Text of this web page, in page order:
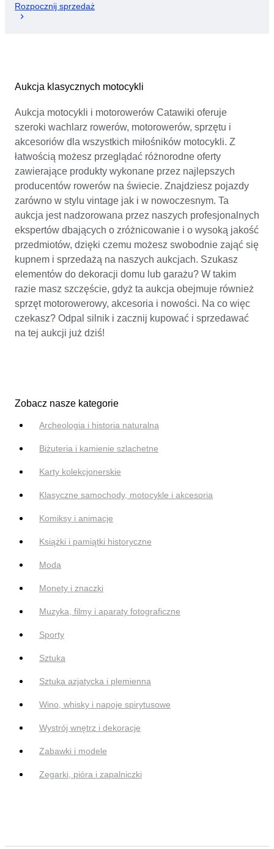
Rozpocznij sprzedaż
Aukcja klasycznych motocykli
Aukcja motocykli i motorowerów Catawiki oferuje
szeroki wachlarz rowerów, motorowerów, sprzętu i
akcesoriów dla wszystkich miłośników motocykli. Z
łatwością możesz przeglądać różnorodne oferty
zawierające produkty wykonane przez najlepszych
producentów rowerów na świecie. Znajdziesz pojazdy
zarówno w stylu vintage jak i w nowoczesnym. Ta
aukcja jest nadzorowana przez naszych profesjonalnych
ekspertów dbających o zróżnicowanie i o wysoką jakość
przedmiotów, dzięki czemu możesz swobodnie zająć się
kupnem i sprzedażą na naszych aukcjach. Szukasz
elementów do dekoracji domu lub garażu? W takim
razie masz szczęście, gdyż ta aukcja obejmuje również
sprzęt motorowerowy, akcesoria i nowości. Na co więc
czekasz? Odpal silnik i zacznij kupować i sprzedawać
na tej aukcji już dziś!
Zobacz nasze kategorie
Archeologia i historia naturalna
Biżuteria i kamienie szlachetne
Karty kolekcjonerskie
Klasyczne samochody, motocykle i akcesoria
Komiksy i animacje
Książki i pamiątki historyczne
Moda
Monety i znaczki
Muzyka, filmy i aparaty fotograficzne
Sporty
Sztuka
Sztuka azjatycka i plemienna
Wino, whisky i napoje spirytusowe
Wystrój wnętrz i dekoracje
Zabawki i modele
Zegarki, pióra i zapalniczki